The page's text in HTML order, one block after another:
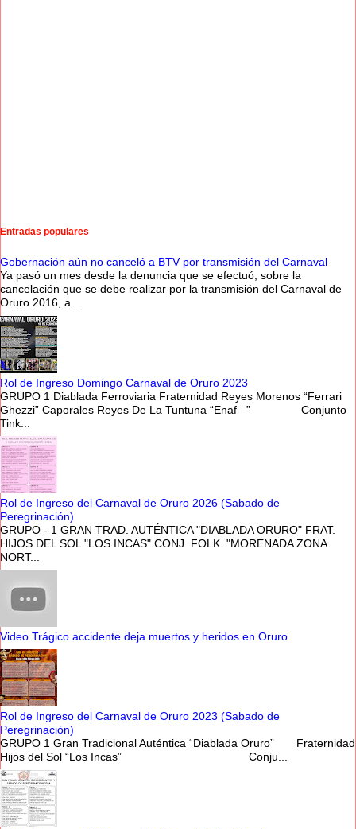
Entradas populares
Gobernación aún no canceló a BTV por transmisión del Carnaval
Ya pasó un mes desde la denuncia que se efectuó, sobre la
cancelación que se debe realizar por la transmisión del Carnaval de
Oruro 2016, a ...
Rol de Ingreso Domingo Carnaval de Oruro 2023
GRUPO 1 Diablada Ferroviaria Fraternidad Reyes Morenos “Ferrari
Ghezzi” Caporales Reyes De La Tuntuna “Enaf ” Conjunto
Tink...
Rol de Ingreso del Carnaval de Oruro 2026 (Sabado de
Peregrinación)
GRUPO - 1 GRAN TRAD. AUTÉNTICA "DIABLADA ORURO" FRAT.
HIJOS DEL SOL "LOS INCAS" CONJ. FOLK. "MORENADA ZONA
NORT...
Video Trágico accidente deja muertos y heridos en Oruro
Rol de Ingreso del Carnaval de Oruro 2023 (Sabado de
Peregrinación)
GRUPO 1 Gran Tradicional Auténtica “Diablada Oruro” Fraternidad
Hijos del Sol “Los Incas” Conju...